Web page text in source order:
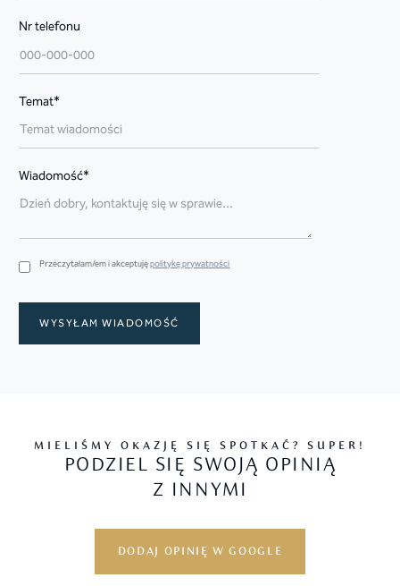
Nr telefonu
Temat*
Wiadomość*
Przeczytałam/em i akceptujępolitykę prywatności
MIELIŚMY OKAZJĘ SIĘ SPOTKAĆ? SUPER!
PODZIEL SIĘ SWOJĄ OPINIĄ
Z INNYMI
DODAJ OPINIĘ W GOOGLE